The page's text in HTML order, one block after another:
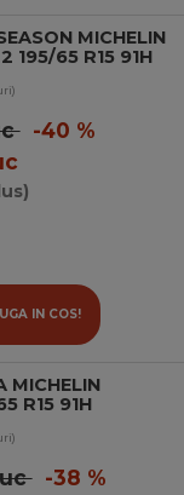
MICHELIN
195/65 R15 91H
-40 %
IN COS!
MICHELIN
R15 91H
-38 %